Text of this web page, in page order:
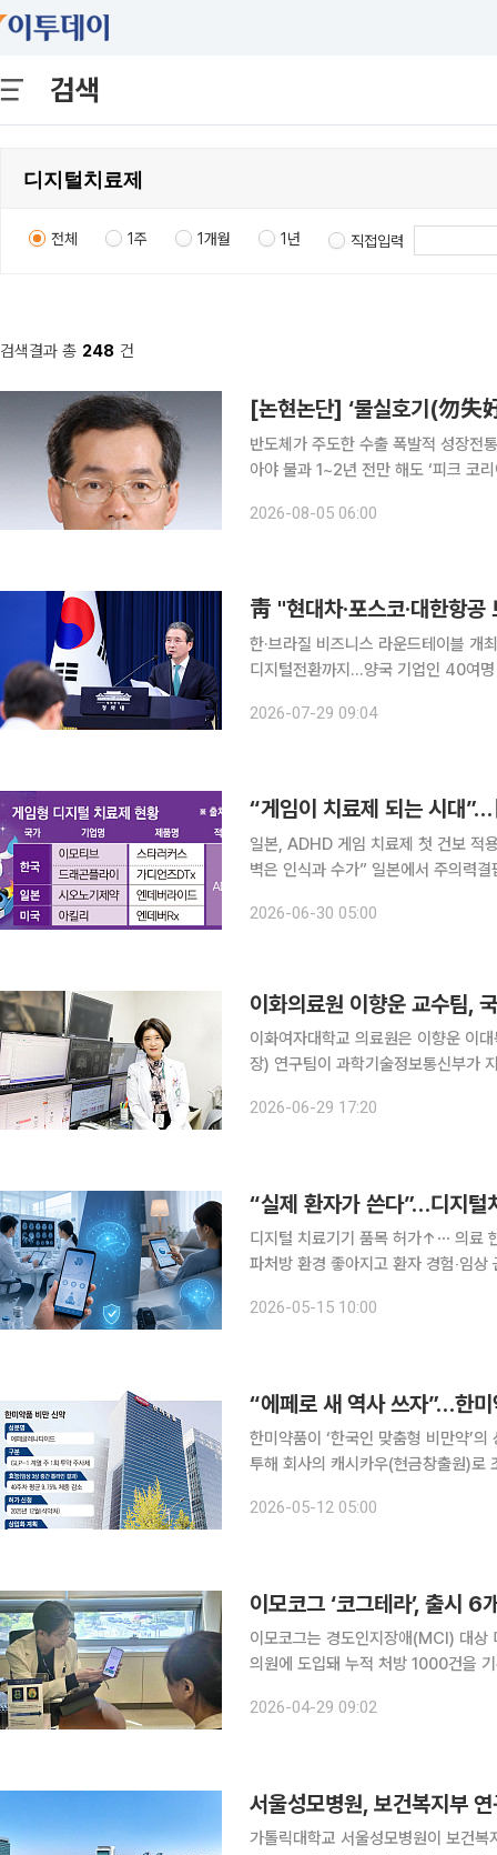
검색
전체 1주 1개월 1년 직접입력
검색결과 총 248 건
[논현논단] ‘물실호기(勿失
반도체가 주도한 수출 폭발적 성장전
아야 불과 1~2년 전만 해도 ‘피크 코리아’ 담론이 팽배했었다. 국내총생산(GDP) 증가율이
속한 고령화와 세계 최저 출산율, 생
2026-08-05 06:00
한·브라질 비즈니스 라운드테이블 개
디지털전환까지…양국 기업인 40여명 참석 현대자동차와 포스코, 대한항공 등 한국
2026-07-29 09:04
“게임이 치료제 되는 시대
일본, ADHD 게임 치료제 첫 건보 적
벽은 인식과 수가” 일본에서 주의력결핍과잉행동장애(ADHD) 아동을 위한 게임형 디지털 치료제가
의약국(FDA) 승인을 받았다. 글로벌
2026-06-30 05:00
이화의료원 이향운 교수팀,
이화여자대학교 의료원은 이향운 이
장) 연구팀이 과학기술정보통신부
일 밝혔다. 이번 과제는 올해 4
2026-06-29 17:20
디지털 치료기기 품목 허가↑⋯ 의료
파처방 환경 좋아지고 환자 경험‧임상 근거 축적 이유 국내 디지털 치
영역을 중심으로 처방 사례가 늘어나
2026-05-15 10:00
“에페로 새 역사 쓰자”…한
한미약품이 ‘한국인 맞춤형 비만약’
투해 회사의 캐시카우(현금창출원)로
신설했다. 핵심 과제인 비만치료제의
2026-05-12 05:00
이모코그 ‘코그테라’, 출시
이모코그는 경도인지장애(MCI) 대상
의원에 도입돼 누적 처방 1000건을 기록했다고 29일 밝혔
난해 5월 식품의약품안전처 허가를
2026-04-29 09:02
서울성모병원, 보건복지부
가톨릭대학교 서울성모병원이 보건